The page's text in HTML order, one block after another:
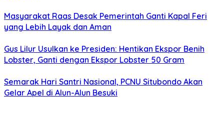
Masyarakat Raas Desak Pemerintah Ganti Kapal Feri
yang Lebih Layak dan Aman
Gus Lilur Usulkan ke Presiden: Hentikan Ekspor Benih
Lobster, Ganti dengan Ekspor Lobster 50 Gram
Semarak Hari Santri Nasional, PCNU Situbondo Akan
Gelar Apel di Alun-Alun Besuki